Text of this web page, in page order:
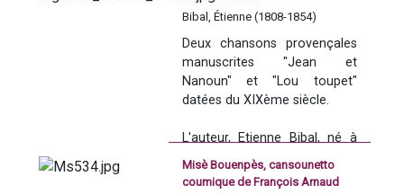
Rochegude (1741-1834)
XVIII. Conten 210 cançons e
12 pèças en vèrs
d'inspiracion, de fòrmas, de
talhas e de tematicas fòrça
excepcions prèp, totas las
cançons son redigidas en
occitan.
épîtres, des poèmes servant
d'hommage et dédiés à trois
personnalités différentes. La
pièce 9 notamment,
dédicacée à un dénommé
Francé Tousten dépeint toute
le talent poétique de son
confrère.
Bibal, Étienne (1808-1854)
Deux chansons provençales
manuscrites "Jean et
Nanoun" et "Lou toupet"
datées du XIXème siècle.
L'auteur, Etienne Bibal, né à
Marseille en 1808, était un
contemporain du célèbre
Misè Bouenpès, cansounetto
coumique de François Arnaud